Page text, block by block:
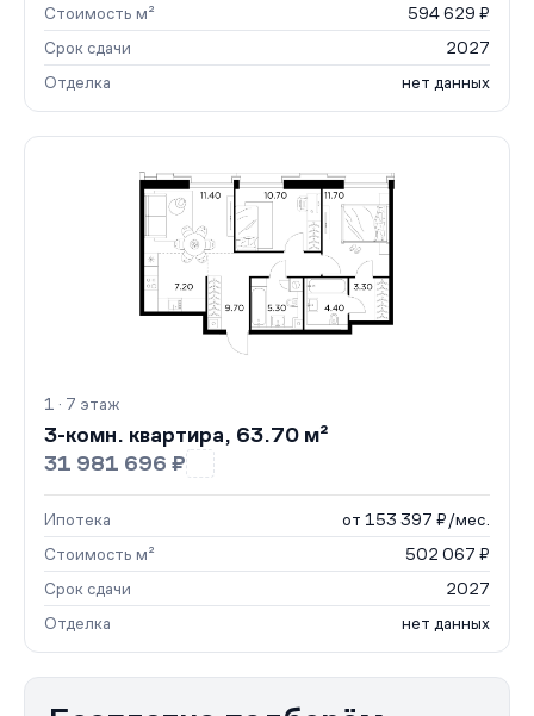
Стоимость м²
594 629 ₽
Срок сдачи
2027
Отделка
нет данных
1 · 7 этаж
3-комн. квартира, 63.70 м²
31 981 696 ₽
Ипотека
от 153 397 ₽/мес.
Стоимость м²
502 067 ₽
Срок сдачи
2027
Отделка
нет данных